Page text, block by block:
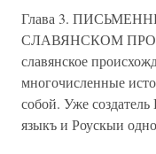
Глава 3.
СЛАВЯНСКОМ
славянское
многочисленные
собой. Уже
языкъ и Роускыи